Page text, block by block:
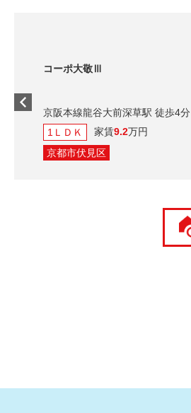
コーポ大敬Ⅲ
京阪本線龍谷大前深草駅 徒歩4分
1ＬＤＫ
家賃9.2万円
京都市伏見区